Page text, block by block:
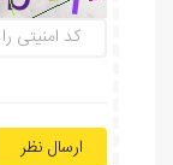
ارسال نظر